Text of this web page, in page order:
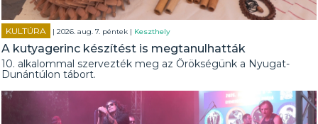
KULTÚRA | 2026. aug. 7. péntek | Keszthely
A kutyagerinc készítést is megtanulhatták
10. alkalommal szervezték meg az Örökségünk a Nyugat-
Dunántúlon tábort.